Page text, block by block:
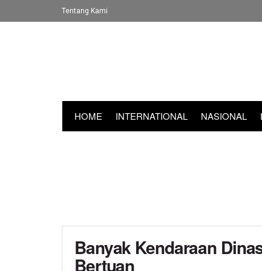
Tentang Kami
HOME INTERNATIONAL NASIONAL
Banyak Kendaraan
Bertuan